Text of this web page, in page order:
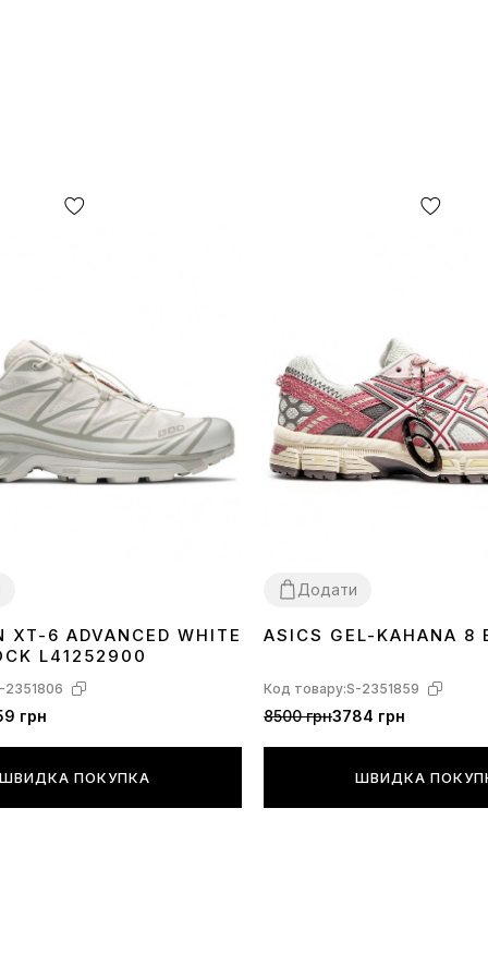
42434445
XT-6 ADVANCED WHITE
L41252900
2351806
грн
ШВИДКА ПОКУПКА
Додати
36 373839404143
ASICS GEL-KAHANA 8
Код товару:S-2351859
8500 грн3784 грн
ШВИДКА